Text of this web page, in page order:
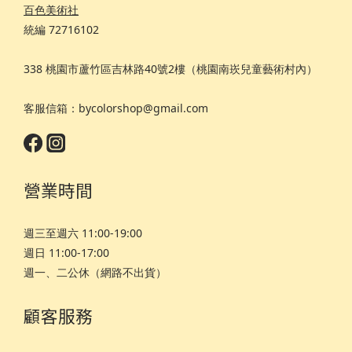
百色美術社
統編 72716102
338 桃園市蘆竹區吉林路40號2樓（桃園南崁兒童藝術村內）
客服信箱：bycolorshop@gmail.com
營業時間
週三至週六 11:00-19:00
週日 11:00-17:00
週一、二公休（網路不出貨）
顧客服務